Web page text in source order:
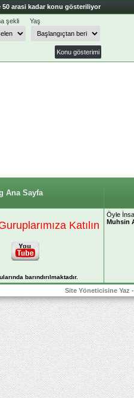
50 arasi kadar konu gösteriliyor
şekli Yaş
Ana Sayfa
Katılın
barındırılmaktadır.
Öyle
Muhsin
Site Yöneticisine Yaz